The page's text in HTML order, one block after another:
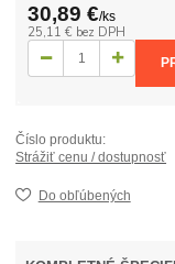
30,89 €/ks
25,11 € bez DPH
Číslo produktu:
Strážiť cenu / dostupnosť
Do obľúbených